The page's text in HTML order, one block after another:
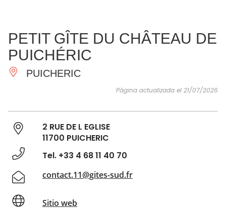
IMPRESCINDIBLES
HACER
INSPIRACIONES
PETIT GÎTE DU CHÂTEAU DE
PUICHÉRIC
PUICHERIC
Página actualizada el 21/07/2026
2 RUE DE L EGLISE
11700 PUICHERIC
Tel. +33 4 68 11 40 70
contact.11@gites-sud.fr
Sitio web